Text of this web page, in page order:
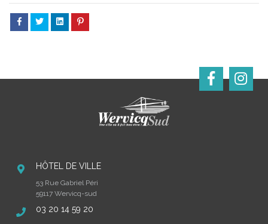
HÔTEL DE VILLE
53 Rue Gabriel Péri
59117 Wervicq-sud
03 20 14 59 20